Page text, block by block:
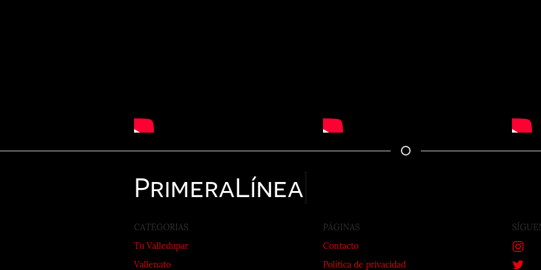
PrimeraLínea
CATEGORIAS
Tu Valledupar
Vallenato
PÁGINAS
Contacto
Política de privacidad